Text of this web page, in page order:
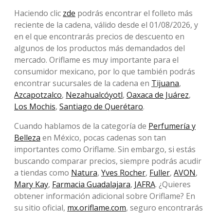
Haciendo clic zde podrás encontrar el folleto más
reciente de la cadena, válido desde el 01/08/2026, y
en el que encontrarás precios de descuento en
algunos de los productos más demandados del
mercado. Oriflame es muy importante para el
consumidor mexicano, por lo que también podrás
encontrar sucursales de la cadena en Tijuana,
Azcapotzalco, Nezahualcóyotl, Oaxaca de Juárez,
Los Mochis, Santiago de Querétaro.
Cuando hablamos de la categoría de Perfumería y
Belleza en México, pocas cadenas son tan
importantes como Oriflame. Sin embargo, si estás
buscando comparar precios, siempre podrás acudir
a tiendas como Natura, Yves Rocher, Fuller, AVON,
Mary Kay, Farmacia Guadalajara, JAFRA. ¿Quieres
obtener información adicional sobre Oriflame? En
su sitio oficial, mx.oriflame.com, seguro encontrarás